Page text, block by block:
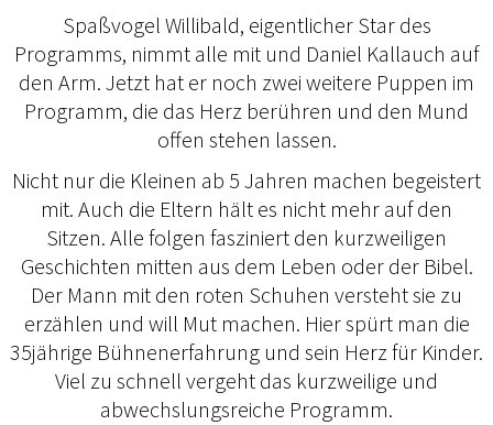
Spaßvogel Willibald, eigentlicher Star des
Programms, nimmt alle mit und Daniel Kallauch auf
den Arm. Jetzt hat er noch zwei weitere Puppen im
Programm, die das Herz berühren und den Mund
offen stehen lassen.
Nicht nur die Kleinen ab 5 Jahren machen begeistert
mit. Auch die Eltern hält es nicht mehr auf den
Sitzen. Alle folgen fasziniert den kurzweiligen
Geschichten mitten aus dem Leben oder der Bibel.
Der Mann mit den roten Schuhen versteht sie zu
erzählen und will Mut machen. Hier spürt man die
35jährige Bühnenerfahrung und sein Herz für Kinder.
Viel zu schnell vergeht das kurzweilige und
abwechslungsreiche Programm.